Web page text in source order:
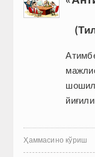
Ҳаммасино кўриш